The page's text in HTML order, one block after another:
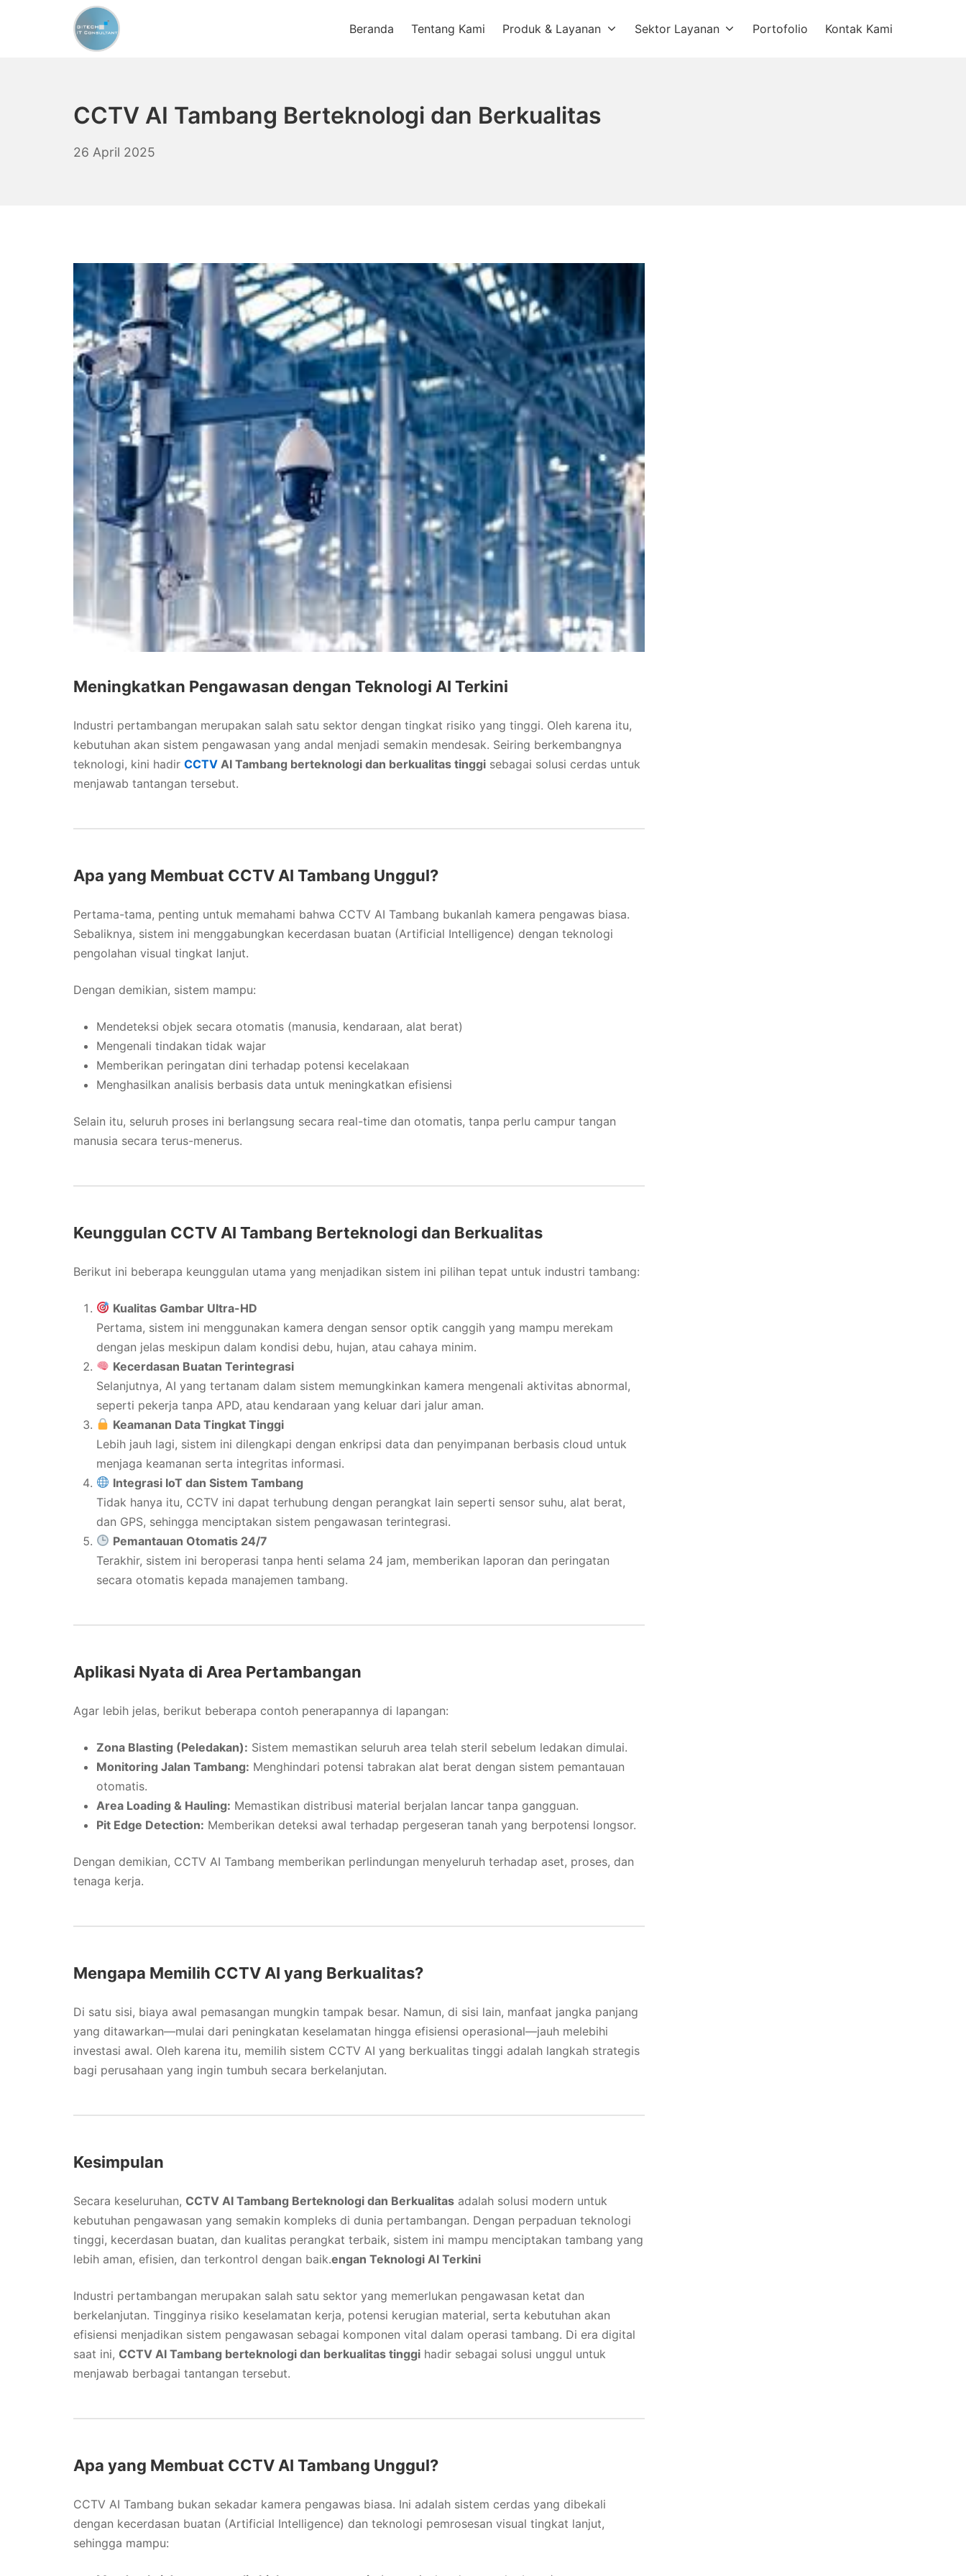
Beranda Tentang Kami Produk & Layanan Sektor Layanan Portofolio Kontak Kami
CCTV AI Tambang Berteknologi dan Berkualitas
26 April 2025
Meningkatkan Pengawasan dengan Teknologi AI Terkini
Industri pertambangan merupakan salah satu sektor dengan tingkat risiko yang tinggi. Oleh karena itu,
kebutuhan akan sistem pengawasan yang andal menjadi semakin mendesak. Seiring berkembangnya
teknologi, kini hadir CCTV AI Tambang berteknologi dan berkualitas tinggi sebagai solusi cerdas untuk
menjawab tantangan tersebut.
Apa yang Membuat CCTV AI Tambang Unggul?
Pertama-tama, penting untuk memahami bahwa CCTV AI Tambang bukanlah kamera pengawas biasa.
Sebaliknya, sistem ini menggabungkan kecerdasan buatan (Artificial Intelligence) dengan teknologi
pengolahan visual tingkat lanjut.
Dengan demikian, sistem mampu:
Mendeteksi objek secara otomatis (manusia, kendaraan, alat berat)
Mengenali tindakan tidak wajar
Memberikan peringatan dini terhadap potensi kecelakaan
Menghasilkan analisis berbasis data untuk meningkatkan efisiensi
Selain itu, seluruh proses ini berlangsung secara real-time dan otomatis, tanpa perlu campur tangan
manusia secara terus-menerus.
Keunggulan CCTV AI Tambang Berteknologi dan Berkualitas
Berikut ini beberapa keunggulan utama yang menjadikan sistem ini pilihan tepat untuk industri tambang:
Kualitas Gambar Ultra-HD
Pertama, sistem ini menggunakan kamera dengan sensor optik canggih yang mampu merekam
dengan jelas meskipun dalam kondisi debu, hujan, atau cahaya minim.
Kecerdasan Buatan Terintegrasi
Selanjutnya, AI yang tertanam dalam sistem memungkinkan kamera mengenali aktivitas abnormal,
seperti pekerja tanpa APD, atau kendaraan yang keluar dari jalur aman.
Keamanan Data Tingkat Tinggi
Lebih jauh lagi, sistem ini dilengkapi dengan enkripsi data dan penyimpanan berbasis cloud untuk
menjaga keamanan serta integritas informasi.
Integrasi IoT dan Sistem Tambang
Tidak hanya itu, CCTV ini dapat terhubung dengan perangkat lain seperti sensor suhu, alat berat,
dan GPS, sehingga menciptakan sistem pengawasan terintegrasi.
Pemantauan Otomatis 24/7
Terakhir, sistem ini beroperasi tanpa henti selama 24 jam, memberikan laporan dan peringatan
secara otomatis kepada manajemen tambang.
Aplikasi Nyata di Area Pertambangan
Agar lebih jelas, berikut beberapa contoh penerapannya di lapangan:
Zona Blasting (Peledakan): Sistem memastikan seluruh area telah steril sebelum ledakan dimulai.
Monitoring Jalan Tambang: Menghindari potensi tabrakan alat berat dengan sistem pemantauan
otomatis.
Area Loading & Hauling: Memastikan distribusi material berjalan lancar tanpa gangguan.
Pit Edge Detection: Memberikan deteksi awal terhadap pergeseran tanah yang berpotensi longsor.
Dengan demikian, CCTV AI Tambang memberikan perlindungan menyeluruh terhadap aset, proses, dan
tenaga kerja.
Mengapa Memilih CCTV AI yang Berkualitas?
Di satu sisi, biaya awal pemasangan mungkin tampak besar. Namun, di sisi lain, manfaat jangka panjang
yang ditawarkan—mulai dari peningkatan keselamatan hingga efisiensi operasional—jauh melebihi
investasi awal. Oleh karena itu, memilih sistem CCTV AI yang berkualitas tinggi adalah langkah strategis
bagi perusahaan yang ingin tumbuh secara berkelanjutan.
Kesimpulan
Secara keseluruhan, CCTV AI Tambang Berteknologi dan Berkualitas adalah solusi modern untuk
kebutuhan pengawasan yang semakin kompleks di dunia pertambangan. Dengan perpaduan teknologi
tinggi, kecerdasan buatan, dan kualitas perangkat terbaik, sistem ini mampu menciptakan tambang yang
lebih aman, efisien, dan terkontrol dengan baik.engan Teknologi AI Terkini
Industri pertambangan merupakan salah satu sektor yang memerlukan pengawasan ketat dan
berkelanjutan. Tingginya risiko keselamatan kerja, potensi kerugian material, serta kebutuhan akan
efisiensi menjadikan sistem pengawasan sebagai komponen vital dalam operasi tambang. Di era digital
saat ini, CCTV AI Tambang berteknologi dan berkualitas tinggi hadir sebagai solusi unggul untuk
menjawab berbagai tantangan tersebut.
Apa yang Membuat CCTV AI Tambang Unggul?
CCTV AI Tambang bukan sekadar kamera pengawas biasa. Ini adalah sistem cerdas yang dibekali
dengan kecerdasan buatan (Artificial Intelligence) dan teknologi pemrosesan visual tingkat lanjut,
sehingga mampu: